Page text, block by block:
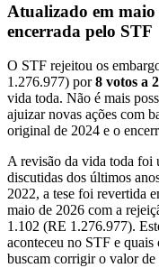
Atualizado em
encerrada pelo STF
O STF rejeitou os
1.276.977) por8 votos a 2
vida toda. Não é mais
ajuizar novas ações com
original de 2024 e o
A revisão da vida toda foi
discutidas dos últimos
2022, a tese foi revertida
maio de 2026 com a
1.102 (RE 1.276.977).
aconteceu no STF e quais
buscam corrigir o valor de